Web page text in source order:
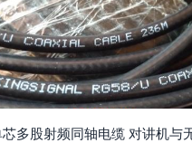
多股射频同轴电缆 对讲机与